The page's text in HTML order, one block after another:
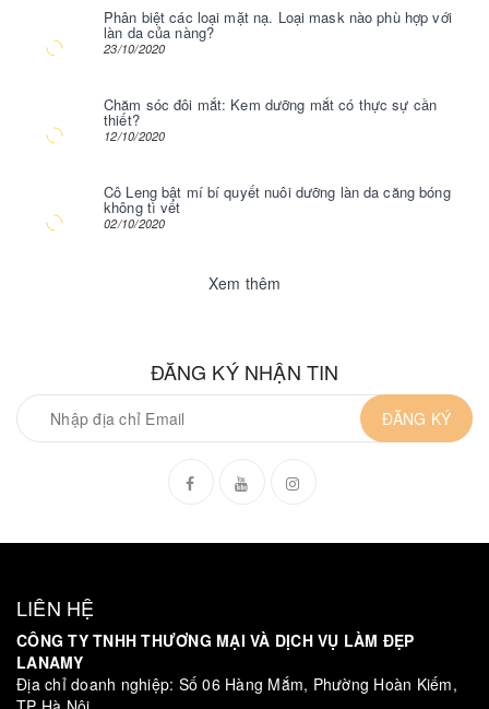
Phân biệt các loại mặt nạ. Loại mask nào phù hợp với
làn da của nàng?
23/10/2020
Chăm sóc đôi mắt: Kem dưỡng mắt có thực sự cần
thiết?
12/10/2020
Cô Leng bật mí bí quyết nuôi dưỡng làn da căng bóng
không tì vết
02/10/2020
Xem thêm
ĐĂNG KÝ NHẬN TIN
ĐĂNG KÝ
LIÊN HỆ
CÔNG TY TNHH THƯƠNG MẠI VÀ DỊCH VỤ LÀM ĐẸP
LANAMY
Địa chỉ doanh nghiệp: Số 06 Hàng Mắm, Phường Hoàn Kiếm,